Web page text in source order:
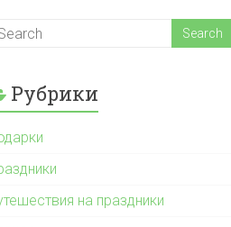
Рубрики
на праздники